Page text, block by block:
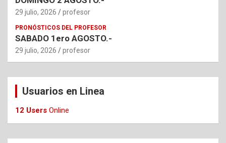
29 julio, 2026 profesor
PRONÓSTICOS DEL PROFESOR
SABADO 1ero AGOSTO.-
29 julio, 2026 profesor
Usuarios en Linea
12 Users Online